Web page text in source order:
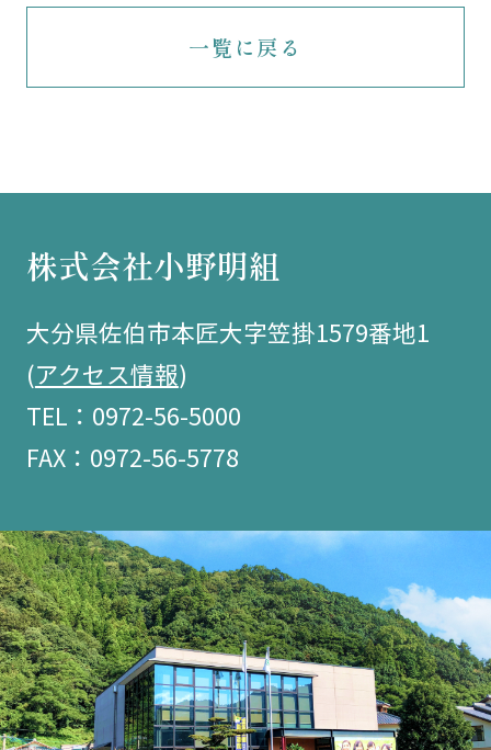
一覧に戻る
株式会社小野明組
大分県佐伯市本匠大字笠掛1579番地1
(アクセス情報)
TEL：0972-56-5000
FAX：0972-56-5778